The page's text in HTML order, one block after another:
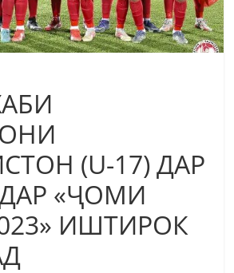
(U-17) ДАР
«ҶОМИ
ИШТИРОК